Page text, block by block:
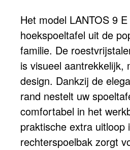
Het model LANTOS 9
hoekspoeltafel uit de
familie. De
is visueel aantrekkelijk,
design. Dankzij de
rand nestelt uw
comfortabel in het
praktische extra uitloop
rechterspoelbak zorgt